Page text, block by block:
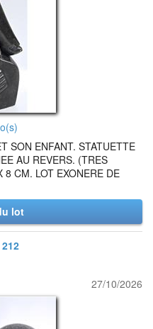
SON ENFANT. STATUETTE
AU REVERS. (TRES
CM. LOT EXONERE DE
lot
27/10/2026